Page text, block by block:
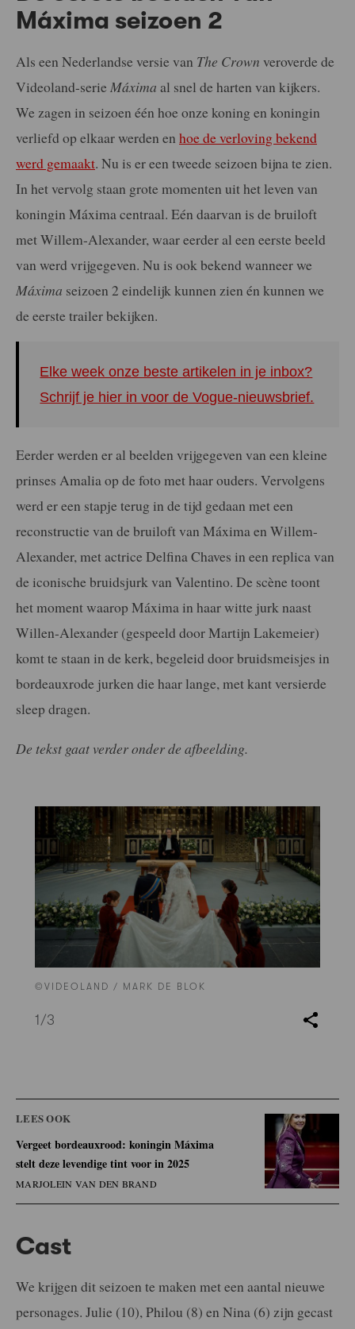
Máxima seizoen 2
Als een Nederlandse versie van The Crown veroverde de
Videoland-serie Máxima al snel de harten van kijkers.
We zagen in seizoen één hoe onze koning en koningin
verliefd op elkaar werden en hoe de verloving bekend
werd gemaakt. Nu is er een tweede seizoen bijna te zien.
In het vervolg staan grote momenten uit het leven van
koningin Máxima centraal. Eén daarvan is de bruiloft
met Willem-Alexander, waar eerder al een eerste beeld
van werd vrijgegeven. Nu is ook bekend wanneer we
Máxima seizoen 2 eindelijk kunnen zien én kunnen we
de eerste trailer bekijken.
Elke week onze beste artikelen in je inbox?
Schrijf je hier in voor de Vogue-nieuwsbrief.
Eerder werden er al beelden vrijgegeven van een kleine
prinses Amalia op de foto met haar ouders. Vervolgens
werd er een stapje terug in de tijd gedaan met een
reconstructie van de bruiloft van Máxima en Willem-
Alexander, met actrice Delfina Chaves in een replica van
de iconische bruidsjurk van Valentino. De scène toont
het moment waarop Máxima in haar witte jurk naast
Willen-Alexander (gespeeld door Martijn Lakemeier)
komt te staan in de kerk, begeleid door bruidsmeisjes in
bordeauxrode jurken die haar lange, met kant versierde
sleep dragen.
De tekst gaat verder onder de afbeelding.
©VIDEOLAND / MARK DE BLOK
1/3
LEES OOK
Vergeet bordeauxrood: koningin Máxima
stelt deze levendige tint voor in 2025
MARJOLEIN VAN DEN BRAND
Cast
We krijgen dit seizoen te maken met een aantal nieuwe
personages. Julie (10), Philou (8) en Nina (6) zijn gecast